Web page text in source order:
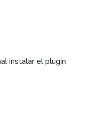
instalar el plugin